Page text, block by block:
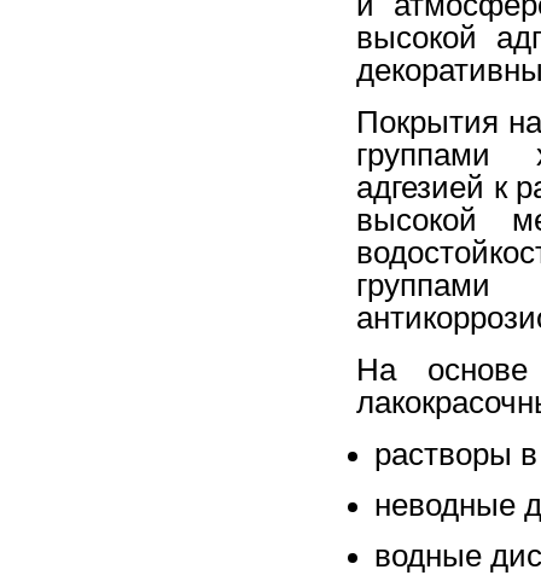
высокой
Покрытия
группами
адгезией к
высокой
На основе
растворы
неводные
водные